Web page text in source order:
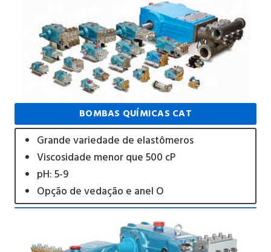
BOMBAS QUÍMICAS CAT
Grande variedade de elastômeros
Viscosidade menor que 500 cP
pH: 5-9
Opção de vedação e anel O